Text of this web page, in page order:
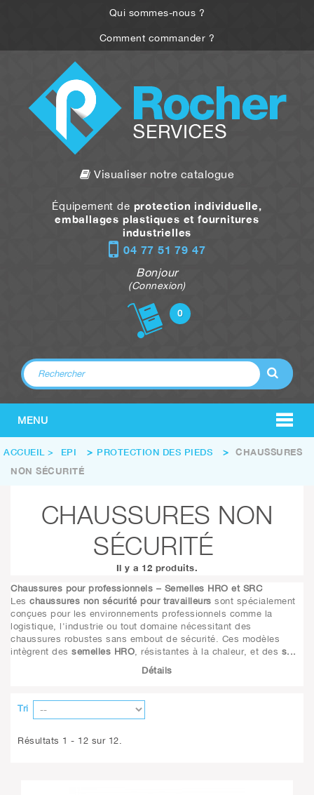
Qui sommes-nous ?
Comment commander ?
Visualiser notre catalogue
Équipement de protection individuelle,
emballages plastiques et fournitures
industrielles
04 77 51 79 47
Bonjour
(Connexion)
0
MENU
ACCUEIL > EPI > PROTECTION DES PIEDS >
CHAUSSURES
NON SÉCURITÉ
CHAUSSURES NON
SÉCURITÉ
Il y a 12 produits.
Chaussures pour professionnels – Semelles HRO et SRC
Les chaussures non sécurité pour travailleurs sont spécialement
conçues pour les environnements professionnels comme la
logistique, l'industrie ou tout domaine nécessitant des
chaussures robustes sans embout de sécurité. Ces modèles
intègrent des semelles HRO , résistantes à la chaleur, et des s...
Détails
Tri
Résultats 1 - 12 sur 12.